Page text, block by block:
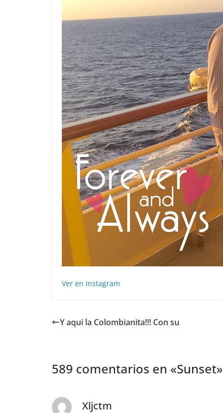
Ver en Instagram
Y aqui la Colombianita!!! Con su
589 comentarios en «Sunset»
Xljctm